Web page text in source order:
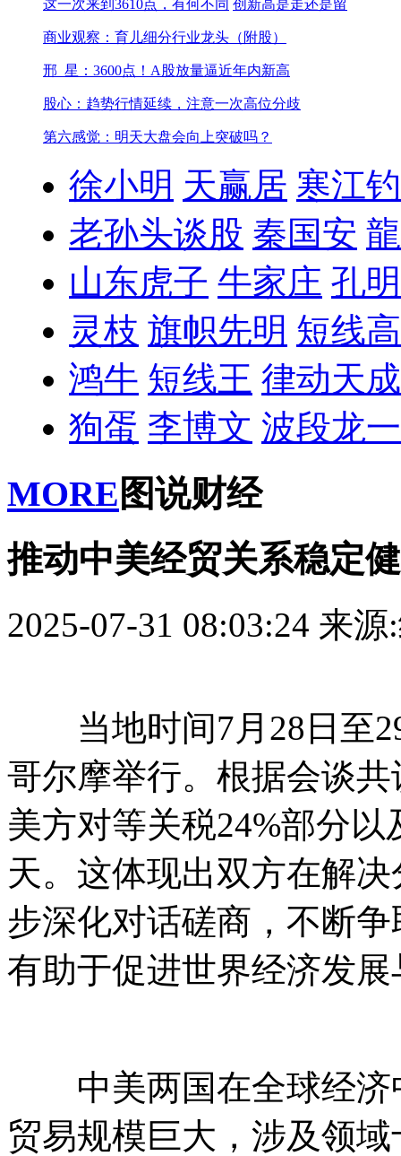
这一次来到3610点，有何不同 创新高是走还是留
商业观察：育儿细分行业龙头（附股）
邢_星：3600点！A股放量逼近年内新高
股心：趋势行情延续，注意一次高位分歧
第六感觉：明天大盘会向上突破吗？
徐小明 天赢居 寒江
老孙头谈股 秦国安
山东虎子 牛家庄 孔
灵枝 旗帜先明 短线
鸿牛 短线王 律动天成
狗蛋 李博文 波段龙一
MORE 图说财经
推动中美经贸关系稳定
2025-07-31 08:03:24 来源
当地时间7月28日至
哥尔摩举行。根据会谈
美方对等关税24%部分
天。这体现出双方在解
步深化对话磋商，不断
有助于促进世界经济发
中美两国在全球经济
贸易规模巨大，涉及领